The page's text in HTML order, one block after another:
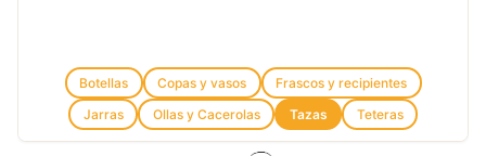
Botellas Copas y vasos
Frascos y recipientes
Jarras
Ollas y Cacerolas Tazas Teteras